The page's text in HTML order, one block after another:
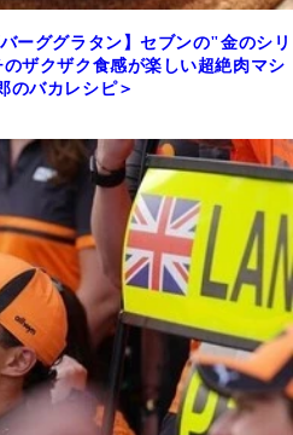
ーググラタン】セブンの"金のシリ
ザクザク食感が楽しい超絶肉マシ
のバカレシピ＞